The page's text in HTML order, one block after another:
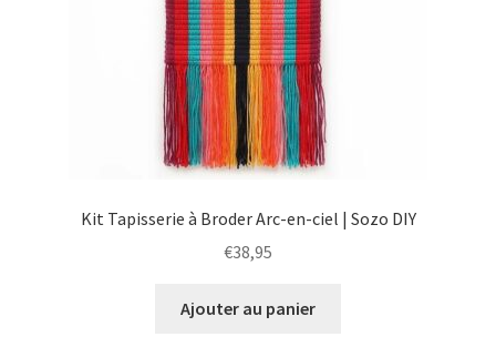
Kit Tapisserie à Broder Arc-en-ciel | Sozo DIY
€38,95
Ajouter au panier